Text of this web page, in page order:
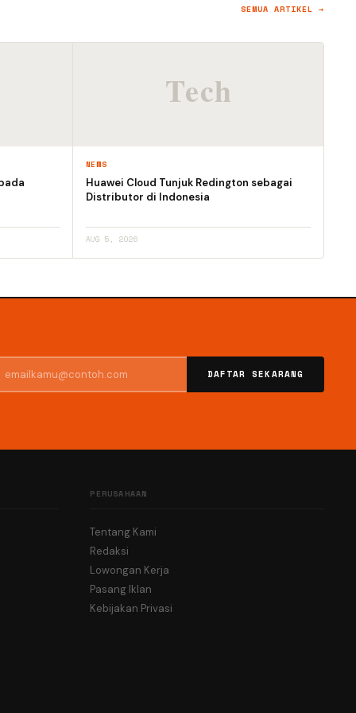
SEMUA ARTIKEL →
NEWS
Huawei Cloud Tunjuk Redington sebagai
Distributor di Indonesia
AUG 5, 2026
DAFTAR SEKARANG
PERUSAHAAN
Tentang Kami
Redaksi
Lowongan Kerja
Pasang Iklan
Kebijakan Privasi